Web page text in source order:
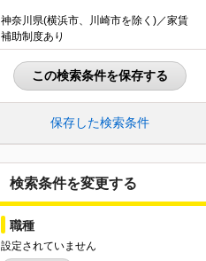
神奈川県(横浜市、川崎市を除く)／家賃
補助制度あり
この検索条件を保存する
保存した検索条件
検索条件を変更する
職種
設定されていません